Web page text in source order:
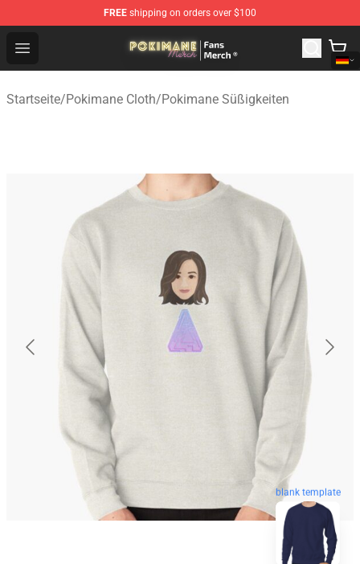
FREE shipping on orders over $100
Open menu
Pokimane Store - Official Pokimane Merchandise Shop
Startseite/Pokimane Cloth/Pokimane Süßigkeiten
blank template